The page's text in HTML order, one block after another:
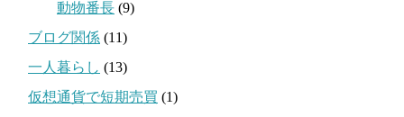
動物番長 (9)
ブログ関係 (11)
一人暮らし (13)
仮想通貨で短期売買 (1)